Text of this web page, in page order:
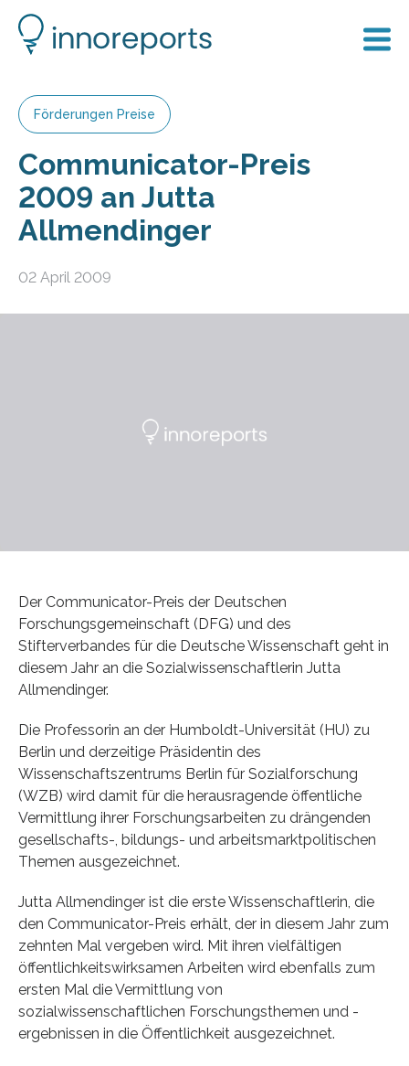
Förderungen Preise
Communicator-Preis
2009 an Jutta
Allmendinger
02 April 2009
Der Communicator-Preis der Deutschen
Forschungsgemeinschaft (DFG) und des
Stifterverbandes für die Deutsche Wissenschaft geht in
diesem Jahr an die Sozialwissenschaftlerin Jutta
Allmendinger.
Die Professorin an der Humboldt-Universität (HU) zu
Berlin und derzeitige Präsidentin des
Wissenschaftszentrums Berlin für Sozialforschung
(WZB) wird damit für die herausragende öffentliche
Vermittlung ihrer Forschungsarbeiten zu drängenden
gesellschafts-, bildungs- und arbeitsmarktpolitischen
Themen ausgezeichnet.
Jutta Allmendinger ist die erste Wissenschaftlerin, die
den Communicator-Preis erhält, der in diesem Jahr zum
zehnten Mal vergeben wird. Mit ihren vielfältigen
öffentlichkeitswirksamen Arbeiten wird ebenfalls zum
ersten Mal die Vermittlung von
sozialwissenschaftlichen Forschungsthemen und -
ergebnissen in die Öffentlichkeit ausgezeichnet.